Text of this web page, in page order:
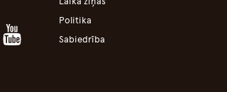
Politika
Sabiedrība